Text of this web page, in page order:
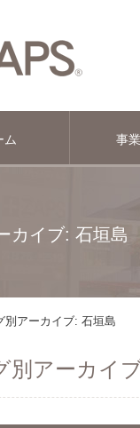
ム 事
カイブ: 石垣島
別アーカイブ: 石垣島
別アーカイ